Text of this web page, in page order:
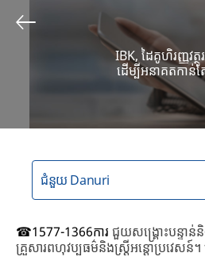
IBK, ដៃគូហិរញ្ញវត្
ដើម្បីអនាគតកាន់ត
☎1577-1366ការ ជួយសង្គ្រោះបន្ទា
គ្រួសារពហុវប្បធម៌និងស្ត្រីអន្តោប្រវេសន៍។